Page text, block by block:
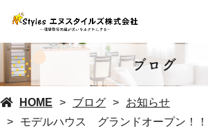
ブログ
HOME ブログ
お知らせ
モデルハウス グランドオープン！！